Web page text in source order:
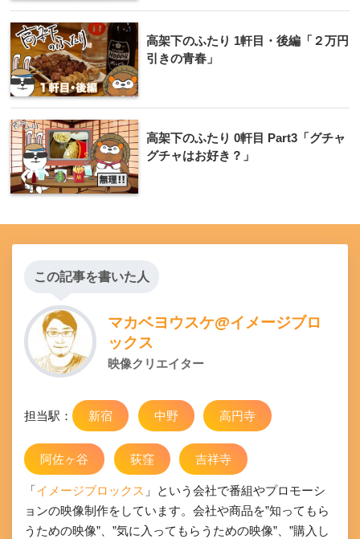
高架下のふたり 1軒目・後編「２万円
引きの青春」
高架下のふたり 0軒目 Part3「グチャ
グチャはお好き？」
この記事を書いた人
マカベヨウスケ@イメージブロ
ックス
映像クリエイター
担当駅： 新宿 中野 高円寺
阿佐ヶ谷 荻窪 吉祥寺
「 イメージブロックス 」という会社で番組やプロモーシ
ョンの映像制作をしています。会社や商品を”知ってもら
うための映像”、”気に入ってもらうための映像”、”購入し